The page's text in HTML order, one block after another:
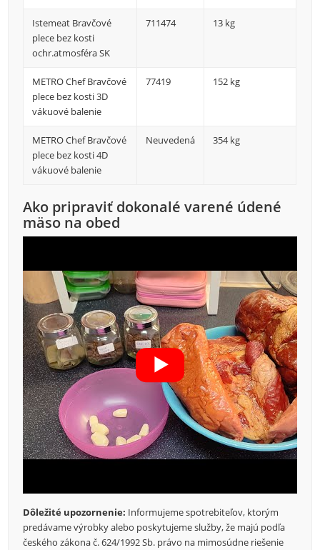
Istemeat Bravčové
plece bez kosti
ochr.atmosféra SK
711474 13 kg
METRO Chef Bravčové
plece bez kosti 3D
vákuové balenie
77419 152 kg
METRO Chef Bravčové
plece bez kosti 4D
vákuové balenie
Neuvedená 354 kg
Ako pripraviť dokonalé varené údené
mäso na obed
Dôležité upozornenie: Informujeme spotrebiteľov, ktorým
predávame výrobky alebo poskytujeme služby, že majú podľa
českého zákona č. 624/1992 Sb. právo na mimosúdne riešenie